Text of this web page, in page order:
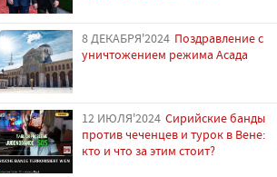
8 ДЕКАБРЯ'2024 Поздравление с
уничтожением режима Асада
12 ИЮЛЯ'2024 Сирийские банды
против чеченцев и турок в Вене:
кто и что за этим стоит?